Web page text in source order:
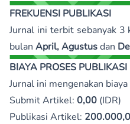
FREKUENSI PUBLIKASI
Jurnal ini terbit sebanyak 3
bulan April, Agustusdan
BIAYA PROSES PUBLIKASI
Jurnal ini mengenakan
Submit Artikel: 0,00 (IDR)
Publikasi Artikel: